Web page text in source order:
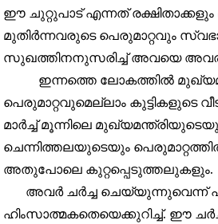
ഈ ചുറ്റുപാട് എന്നത് രക്ഷിതാക്കളും
മുതിർന്നവരുടെ പെരുമാറ്റവും
സുഖത്തിനനുസരിച്ച് അവയെ
ഇന്നത്തെ ലോകത്തിൽ
പെരുമാറ്റവുമെല്ലാം
മാർച്ച് മൂന്നിലെ
ചെന്നിത്തലയുടെയും
അതുപോലെ കുറ്റപ്പെടുത്തലുകളും.
അവർ ചർച്ച ചെയ്യുന്നുവെന്ന്
ഹിംസാത്മകതെയെക്കുറിച്ച്. ഈ